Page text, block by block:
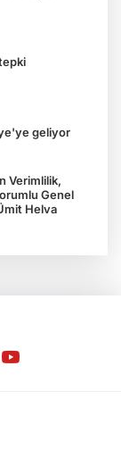
geliyor
Verimlilik,
Genel
Helva